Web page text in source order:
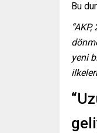
Bu
yeni